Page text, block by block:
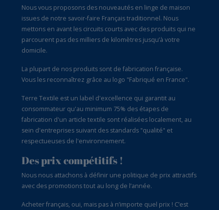
Nous vous proposons des nouveautés en linge de maison
issues de notre savoir-faire Français traditionnel. Nous
mettons en avant les circuits courts avec des produits qui ne
parcourent pas des milliers de kilomètres jusqu’à votre
domicile.
La plupart de nos produits sont de fabrication française.
Vous les reconnaîtrez grâce au logo "Fabriqué en France".
Terre Textile est un label d'excellence qui garantit au
consommateur qu'au minimum 75% des étapes de
fabrication d'un article textile sont réalisées localement, au
sein d'entreprises suivant des standards "qualité" et
respectueuses de l'environnement.
Des prix compétitifs !
Nous nous attachons à définir une politique de prix attractifs
avec des promotions tout au long de l’année.
Acheter français, oui, mais pas à n’importe quel prix ! C’est